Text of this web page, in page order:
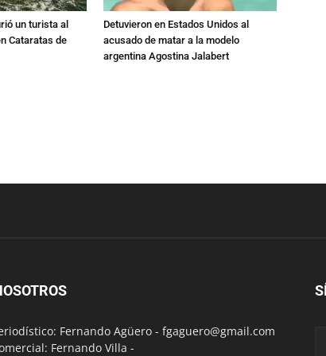
un turista al
Cataratas de
Detuvieron en Estados Unidos al
acusado de matar a la modelo
argentina Agostina Jalabert
Fernando Agüero - fgaguero@gmail.com
Fernando Villa -